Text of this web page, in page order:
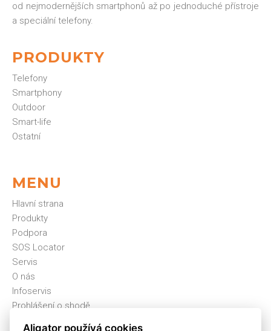
od nejmodernějších smartphonů až po jednoduché přístroje
a speciální telefony.
PRODUKTY
Telefony
Smartphony
Outdoor
Smart-life
Ostatní
MENU
Hlavní strana
Produkty
Podpora
SOS Locator
Servis
O nás
Infoservis
Prohlášení o shodě
Aligator používá cookies